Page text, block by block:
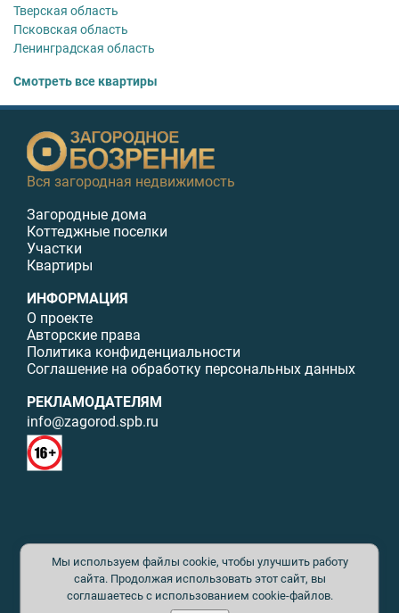
Тверская область
Псковская область
Ленинградская область
Смотреть все квартиры
Вся загородная недвижимость
Загородные дома
Коттеджные поселки
Участки
Квартиры
ИНФОРМАЦИЯ
О проекте
Авторские права
Политика конфиденциальности
Соглашение на обработку персональных данных
РЕКЛАМОДАТЕЛЯМ
info@zagorod.spb.ru
© ИП Малыщева Б.Л. Все права защищены. Перепечатка материалов
данного сайта возможна только с письменного разрешения. При
цитировании ссылка на www.zagorod.spb.ru обязательна. Редакция не
несет ответственности за содержание рекламных материалов. Все
рекламируемые товары и услуги имеют необходимые сертификаты и
Мы используем файлы cookie, чтобы улучшить работу
сайта. Продолжая использовать этот сайт, вы
соглашаетесь с использованием cookie-файлов.